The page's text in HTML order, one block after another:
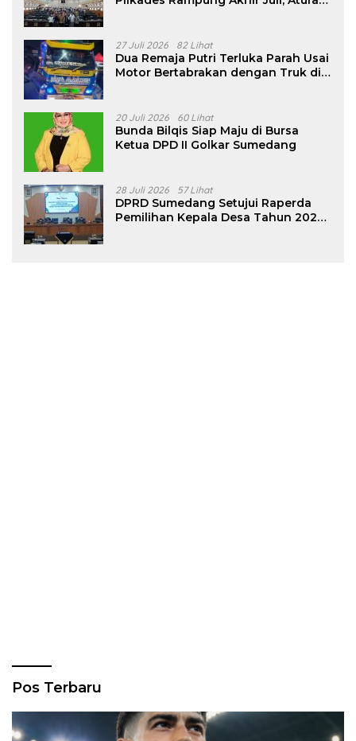
27 Juli 2026 82 Lihat
Dua Remaja Putri Terluka Parah Usai
Motor Bertabrakan dengan Truk di
20 Juli 2026 60 Lihat
Bunda Bilqis Siap Maju di Bursa
Ketua DPD II Golkar Sumedang
28 Juli 2026 57 Lihat
DPRD Sumedang Setujui Raperda
Pemilihan Kepala Desa Tahun 2026
Pos Terbaru